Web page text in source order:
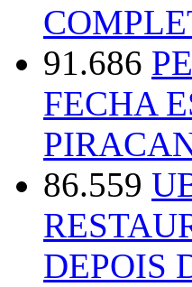
91.686
FECHA
86.559
DEPOIS